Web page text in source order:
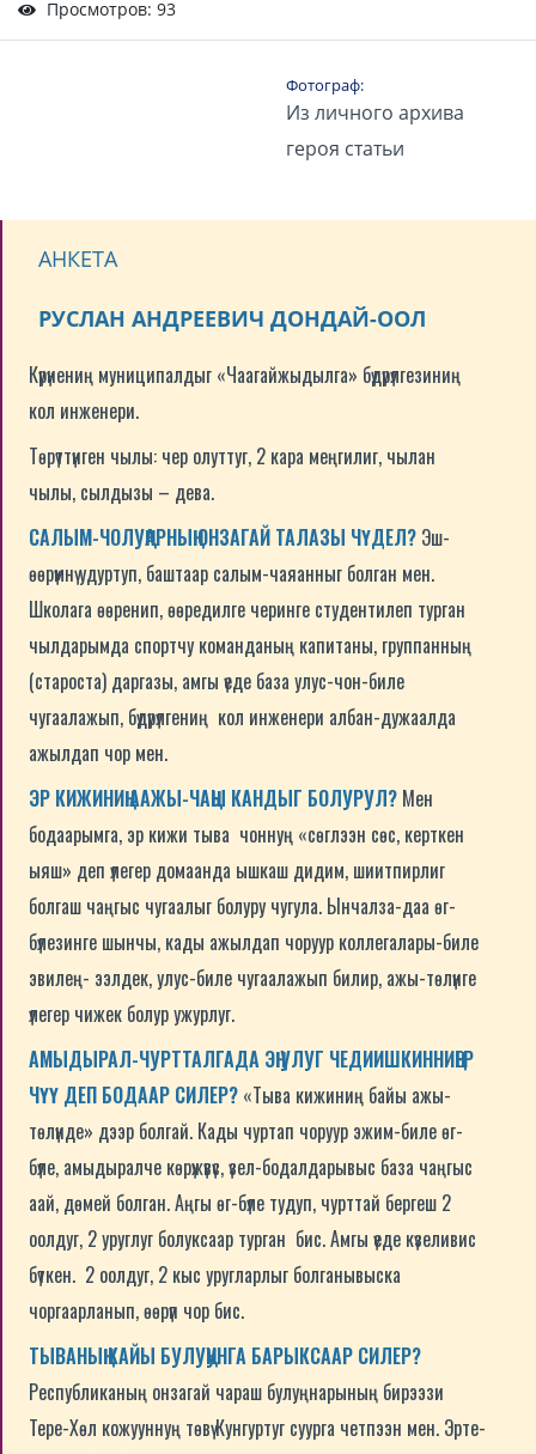
Просмотров: 93
Фотограф:
Из личного архива
героя статьи
АНКЕТА
РУСЛАН АНДРЕЕВИЧ ДОНДАЙ-ООЛ
Күрүнениң муниципалдыг «Чаагайжыдылга» бүдүрүлгезиниң
кол инженери.
Төрүттүнген чылы: чер олуттуг, 2 кара меңгилиг, чылан
чылы, сылдызы – дева.
САЛЫМ-ЧОЛУҢАРНЫҢ ОНЗАГАЙ ТАЛАЗЫ ЧҮДЕЛ? Эш-
өөрүмнү удуртуп, баштаар салым-чаяанныг болган мен.
Школага өөренип, өөредилге черинге студентилеп турган
чылдарымда спортчу команданың капитаны, группанның
(староста) даргазы, амгы үеде база улус-чон-биле
чугаалажып, бүдүрүлгениң кол инженери албан-дужаалда
ажылдап чор мен.
ЭР КИЖИНИҢ ААЖЫ-ЧАҢЫ КАНДЫГ БОЛУРУЛ? Мен
бодаарымга, эр кижи тыва чоннуң «сөглээн сөс, керткен
ыяш» деп үлегер домаанда ышкаш дидим, шиитпирлиг
болгаш чаңгыс чугаалыг болуру чугула. Ынчалза-даа өг-
бүлезинге шынчы, кады ажылдап чоруур коллегалары-биле
эвилең- ээлдек, улус-биле чугаалажып билир, ажы-төлүнге
үлегер чижек болур ужурлуг.
АМЫДЫРАЛ-ЧУРТТАЛГАДА ЭҢ УЛУГ ЧЕДИИШКИННИҢЕР
ЧҮҮ ДЕП БОДААР СИЛЕР? «Тыва кижиниң байы ажы-
төлүнде» дээр болгай. Кады чуртап чоруур эжим-биле өг-
бүле, амыдыралче көрүжүвүс, үзел-бодалдарывыс база чаңгыс
аай, дөмей болган. Аңгы өг-бүле тудуп, чурттай бергеш 2
оолдуг, 2 уруглуг болуксаар турган бис. Амгы үеде күзеливис
бүткен. 2 оолдуг, 2 кыс уругларлыг болганывыска
чоргаарланып, өөрүп чор бис.
ТЫВАНЫҢ КАЙЫ БУЛУҢУНГА БАРЫКСААР СИЛЕР?
Республиканың онзагай чараш булуңнарының бирээзи
Тере-Хөл кожууннуң төвү Кунгуртуг суурга четпээн мен. Эрте-